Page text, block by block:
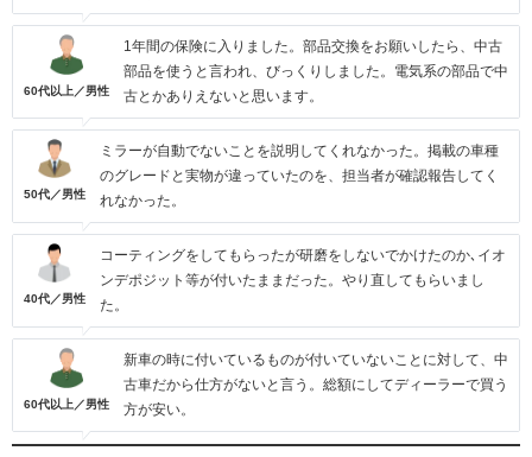
60代以上／男性
1年間の保険に入りました。部品交換をお願いしたら、中古
部品を使うと言われ、びっくりしました。電気系の部品で中
古とかありえないと思います。
50代／男性
ミラーが自動でないことを説明してくれなかった。掲載の車種
のグレードと実物が違っていたのを、担当者が確認報告してく
れなかった。
40代／男性
コーティングをしてもらったが研磨をしないでかけたのか､イオ
ンデポジット等が付いたままだった。やり直してもらいまし
た。
60代以上／男性
新車の時に付いているものが付いていないことに対して、中
古車だから仕方がないと言う。総額にしてディーラーで買う
方が安い。